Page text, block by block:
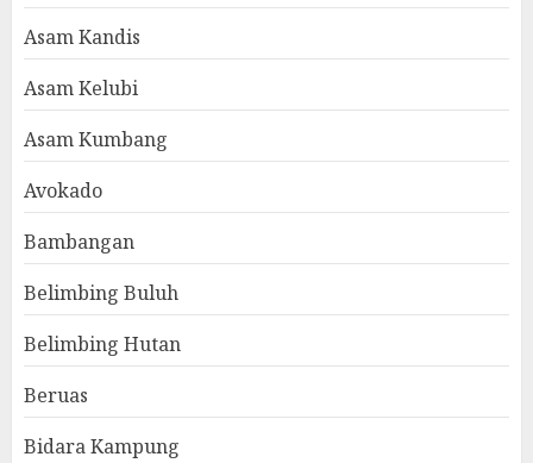
Asam Kandis
Asam Kelubi
Asam Kumbang
Avokado
Bambangan
Belimbing Buluh
Belimbing Hutan
Beruas
Bidara Kampung